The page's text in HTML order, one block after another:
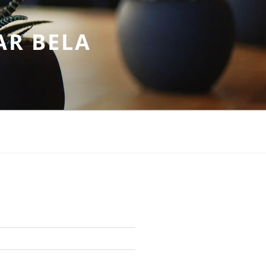
BELA